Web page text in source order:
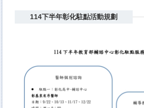
114下半年彰化駐點活動規劃